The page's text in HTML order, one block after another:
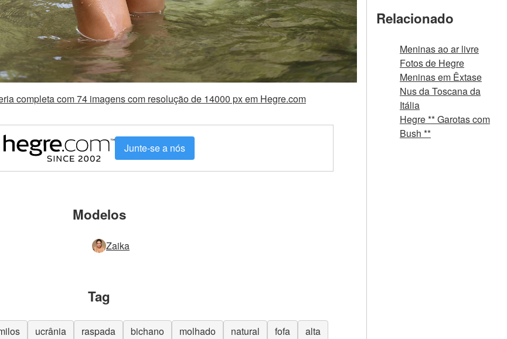
completa com 74 imagens com resolução de 14000 px em Hegre.com
Junte-se a nós
Modelos
Zaika
Tag
ucrânia raspada bichano molhado natural fofa
alta
Relacionado
Meninas ao ar livre
Fotos de Hegre
Meninas em Êxtase
Nus da Toscana da
Itália
Hegre ** Garotas com
Bush **